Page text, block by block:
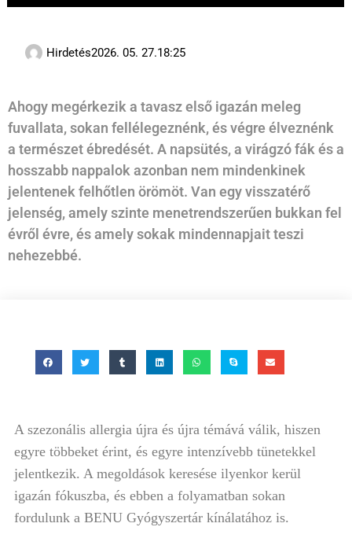
Hirdetés2026. 05. 27.18:25
Ahogy megérkezik a tavasz első igazán meleg
fuvallata, sokan fellélegeznénk, és végre élveznénk
a természet ébredését. A napsütés, a virágzó fák és a
hosszabb nappalok azonban nem mindenkinek
jelentenek felhőtlen örömöt. Van egy visszatérő
jelenség, amely szinte menetrendszerűen bukkan fel
évről évre, és amely sokak mindennapjait teszi
nehezebbé.
A szezonális allergia újra és újra témává válik, hiszen
egyre többeket érint, és egyre intenzívebb tünetekkel
jelentkezik. A megoldások keresése ilyenkor kerül
igazán fókuszba, és ebben a folyamatban sokan
fordulunk a BENU Gyógyszertár kínálatához is.